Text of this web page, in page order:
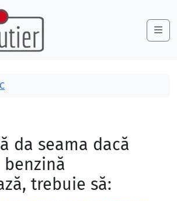
da seama dacă
trebuie să: